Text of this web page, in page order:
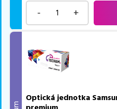
- +
Optická jednotka